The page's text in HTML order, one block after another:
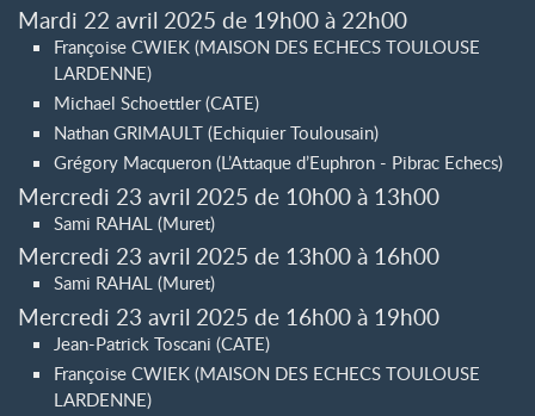
Mardi 22 avril 2025 de 19h00 à 22h00
Françoise CWIEK (MAISON DES ECHECS TOULOUSE
LARDENNE)
Michael Schoettler (CATE)
Nathan GRIMAULT (Echiquier Toulousain)
Grégory Macqueron (L’Attaque d’Euphron - Pibrac Echecs)
Mercredi 23 avril 2025 de 10h00 à 13h00
Sami RAHAL (Muret)
Mercredi 23 avril 2025 de 13h00 à 16h00
Sami RAHAL (Muret)
Mercredi 23 avril 2025 de 16h00 à 19h00
Jean-Patrick Toscani (CATE)
Françoise CWIEK (MAISON DES ECHECS TOULOUSE
LARDENNE)